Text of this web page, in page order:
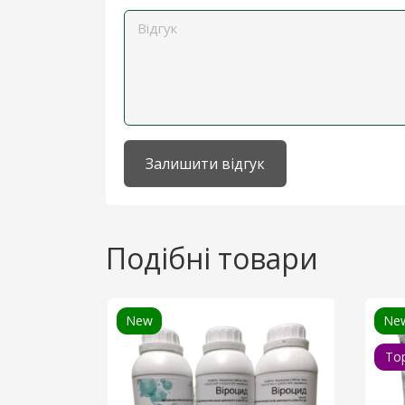
Залишити відгук
Подібні товари
New